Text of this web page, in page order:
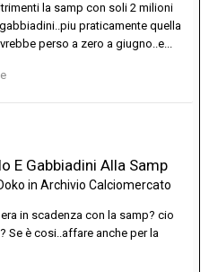
la samp con soli 2 milioni
praticamente quella
perso a zero a giugno..e...
E Gabbiadini Alla Samp
in Archivio Calciomercato
in scadenza con la samp? cio
Se è cosi..affare anche per la